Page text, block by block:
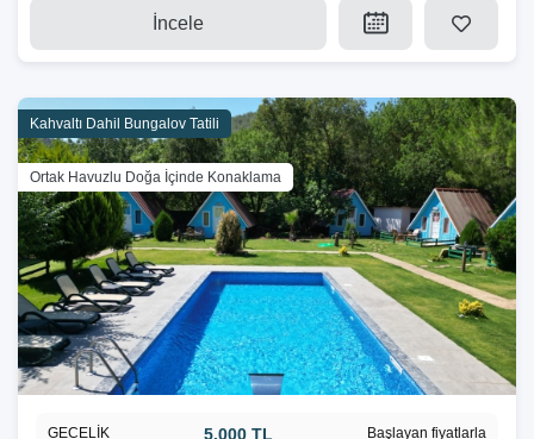
İncele
Kahvaltı Dahil Bungalov Tatili
Ortak Havuzlu Doğa İçinde Konaklama
GECELİK 5.000 TL Başlayan fiyatlarla